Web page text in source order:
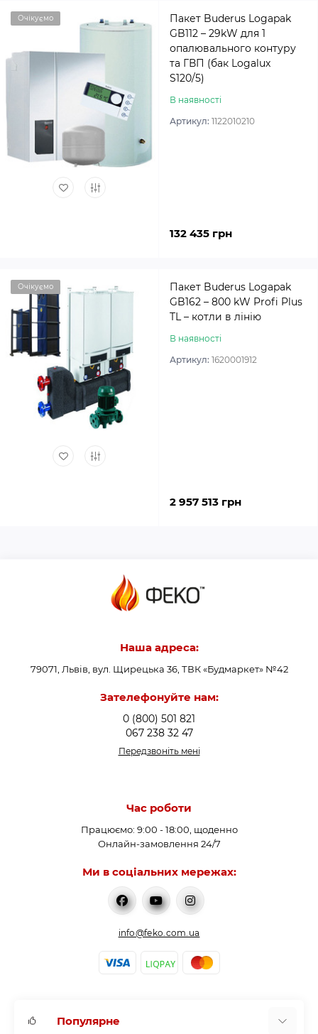
Очікуємо
Пакет Buderus Logapak
GB112 – 29kW для 1
опалювального контуру
та ГВП (бак Logalux
S120/5)
В наявності
Артикул: 1122010210
132 435 грн
Очікуємо
Пакет Buderus Logapak
GB162 – 800 kW Profi Plus
TL – котли в лінію
В наявності
Артикул: 1620001912
2 957 513 грн
Наша адреса:
79071, Львів, вул. Щирецька 36, ТВК «Будмаркет» №42
Зателефонуйте нам:
0 (800) 501 821
067 238 32 47
Передзвоніть мені
Час роботи
Працюємо: 9:00 - 18:00, щоденно
Онлайн-замовлення 24/7
Ми в соціальних мережах:
info@feko.com.ua
Популярне